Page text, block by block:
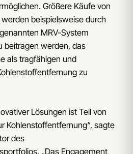
Größere Käufe von
beispielsweise durch
MRV-System
beitragen werden, das
als tragfähigen und
zu
Lösungen ist Teil von
Kohlenstoffentfernung“, sagte
des
„Das Engagement